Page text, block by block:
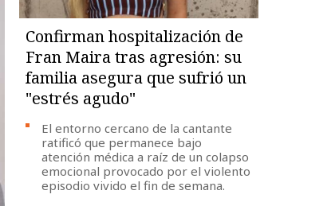
Confirman hospitalización de
Fran Maira tras agresión: su
familia asegura que sufrió un
"estrés agudo"
El entorno cercano de la cantante
ratificó que permanece bajo
atención médica a raíz de un colapso
emocional provocado por el violento
episodio vivido el fin de semana.